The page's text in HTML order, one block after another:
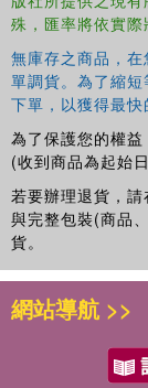
to journey
Hurt, a
lines,
acknowledging
human
condition. Love,
stands at the
forefront,
connections
one can
the heart, are
殊，匯率將依實際
無庫存之商品，
單調貨。為了縮
下單，以獲得最快
為了保護您的權益
(收到商品為起始日
若要辦理退貨，
與完整包裝(商品
貨。
網站導航 >>